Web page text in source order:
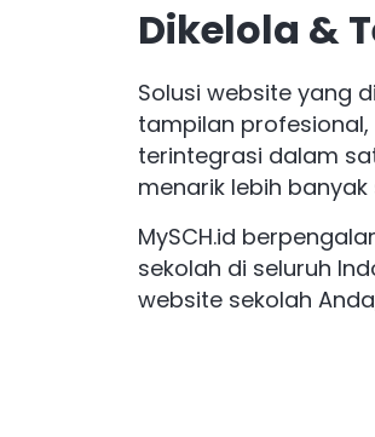
Dikelola &
Solusi website yang
tampilan
terintegrasi dalam
menarik lebih
MySCH.id
sekolah di seluruh
website sekolah